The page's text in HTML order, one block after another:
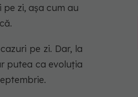
pe zi, așa cum au
pe zi. Dar, la
putea ca evoluția